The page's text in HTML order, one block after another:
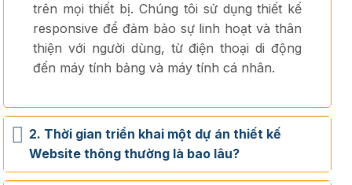
trên mọi thiết bị. Chúng tôi sử dụng thiết kế
responsive để đảm bảo sự linh hoạt và thân
thiện với người dùng, từ điện thoại di động
đến máy tính bảng và máy tính cá nhân.
2. Thời gian triển khai một dự án thiết kế
Website thông thường là bao lâu?